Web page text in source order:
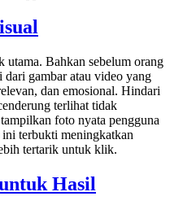
Bahkan sebelum orang
dari gambar atau video yang
dan emosional. Hindari
terlihat tidak
foto nyata pengguna
terbukti meningkatkan
tertarik untuk klik.
Hasil